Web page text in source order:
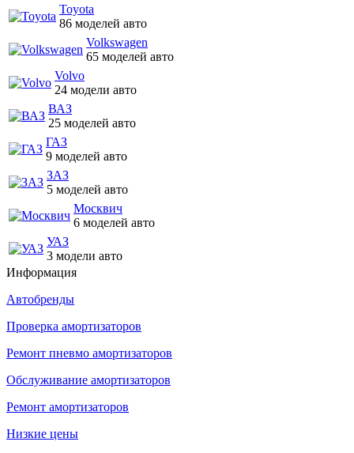
Toyota
86 моделей авто
Volkswagen
65 моделей авто
Volvo
24 модели авто
ВАЗ
25 моделей авто
ГАЗ
9 моделей авто
ЗАЗ
5 моделей авто
Москвич
6 моделей авто
УАЗ
3 модели авто
Информация
Автобренды
Проверка амортизаторов
Ремонт пневмо амортизаторов
Обслуживание амортизаторов
Ремонт амортизаторов
Низкие цены